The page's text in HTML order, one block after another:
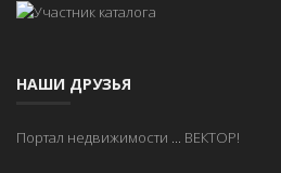
НАШИ ДРУЗЬЯ
Портал недвижимости ... ВЕКТОР!